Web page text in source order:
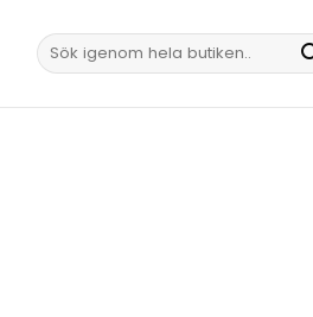
Sök
efter: